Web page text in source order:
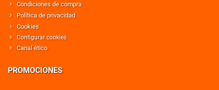
Condiciones de compra
Política de privacidad
Cookies
Configurar cookies
Canal ético
PROMOCIONES